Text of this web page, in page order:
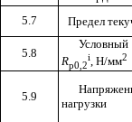
5.7
Предел
5.8
Условный
Rp0,2
i, Н/мм2
5.9
нагрузки